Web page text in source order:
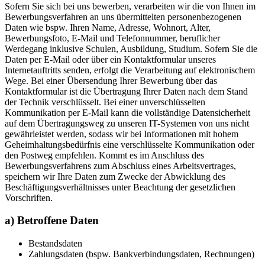
Sofern Sie sich bei uns bewerben, verarbeiten wir die von Ihnen im
Bewerbungsverfahren an uns übermittelten personenbezogenen
Daten wie bspw. Ihren Name, Adresse, Wohnort, Alter,
Bewerbungsfoto, E-Mail und Telefonnummer, beruflicher
Werdegang inklusive Schulen, Ausbildung, Studium. Sofern Sie die
Daten per E-Mail oder über ein Kontaktformular unseres
Internetauftritts senden, erfolgt die Verarbeitung auf elektronischem
Wege. Bei einer Übersendung Ihrer Bewerbung über das
Kontaktformular ist die Übertragung Ihrer Daten nach dem Stand
der Technik verschlüsselt. Bei einer unverschlüsselten
Kommunikation per E-Mail kann die vollständige Datensicherheit
auf dem Übertragungsweg zu unseren IT-Systemen von uns nicht
gewährleistet werden, sodass wir bei Informationen mit hohem
Geheimhaltungsbedürfnis eine verschlüsselte Kommunikation oder
den Postweg empfehlen. Kommt es im Anschluss des
Bewerbungsverfahrens zum Abschluss eines Arbeitsvertrages,
speichern wir Ihre Daten zum Zwecke der Abwicklung des
Beschäftigungsverhältnisses unter Beachtung der gesetzlichen
Vorschriften.
a) Betroffene Daten
Bestandsdaten
Zahlungsdaten (bspw. Bankverbindungsdaten, Rechnungen)